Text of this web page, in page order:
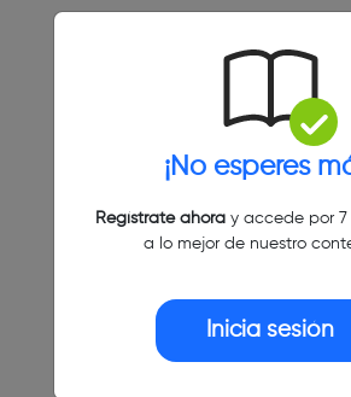
¡No esperes
Regístrate ahoray accede por 7
a lo mejor de nuestro
Inicia sesión